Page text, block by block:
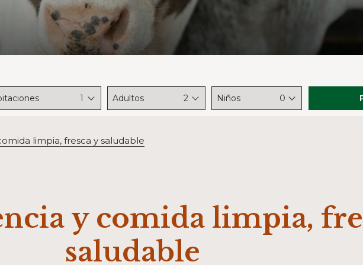
1 Adultos 2 Niños 0
limpia, fresca y saludable
y comida limpia,
saludable